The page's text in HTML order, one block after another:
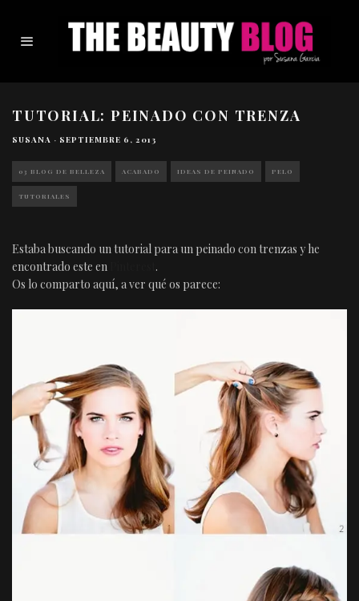
TUTORIAL: PEINADO CON TRENZA
SUSANA · SEPTIEMBRE 6, 2013
03 BLOG DE BELLEZA ACABADO IDEAS DE PEINADO PELO
TUTORIALES
Estaba buscando un tutorial para un peinado con trenzas y he
encontrado este en
.
Os lo comparto aquí, a ver qué os parece: